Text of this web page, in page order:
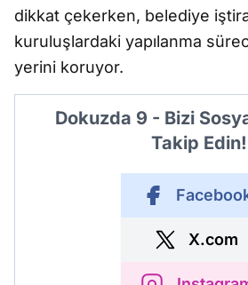
dikkat çekerken, belediye
kuruluşlardaki yapılanma
yerini koruyor.
Dokuzda 9 - Bizi
Takip Edin!
X.com